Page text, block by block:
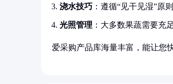
浇水技巧 ：遵循“见干见湿”原
光照管理 ：大多数果蔬需要充
爱采购产品库海量丰富，能让您